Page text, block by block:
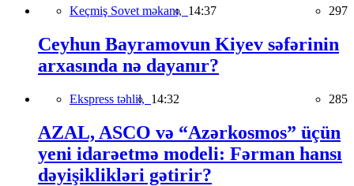
Keçmiş Sovet məkanı, 14:37 297
Ceyhun Bayramovun Kiyev səfərinin
arxasında nə dayanır?
Ekspress təhlil, 14:32 285
AZAL, ASCO və “Azərkosmos” üçün
yeni idarəetmə modeli: Fərman hansı
dəyişiklikləri gətirir?